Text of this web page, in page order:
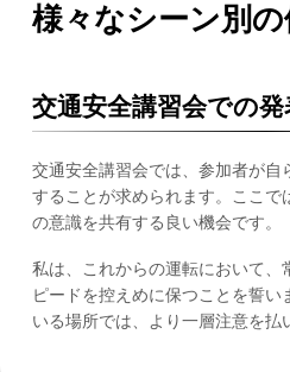
様々なシーン別
交通安全講習会での発
交通安全講習会では、参加者が自
することが求められます。ここで
の意識を共有する良い機会です。
私は、これからの運転において、
ピードを控えめに保つことを誓
いる場所では、より一層注意を払